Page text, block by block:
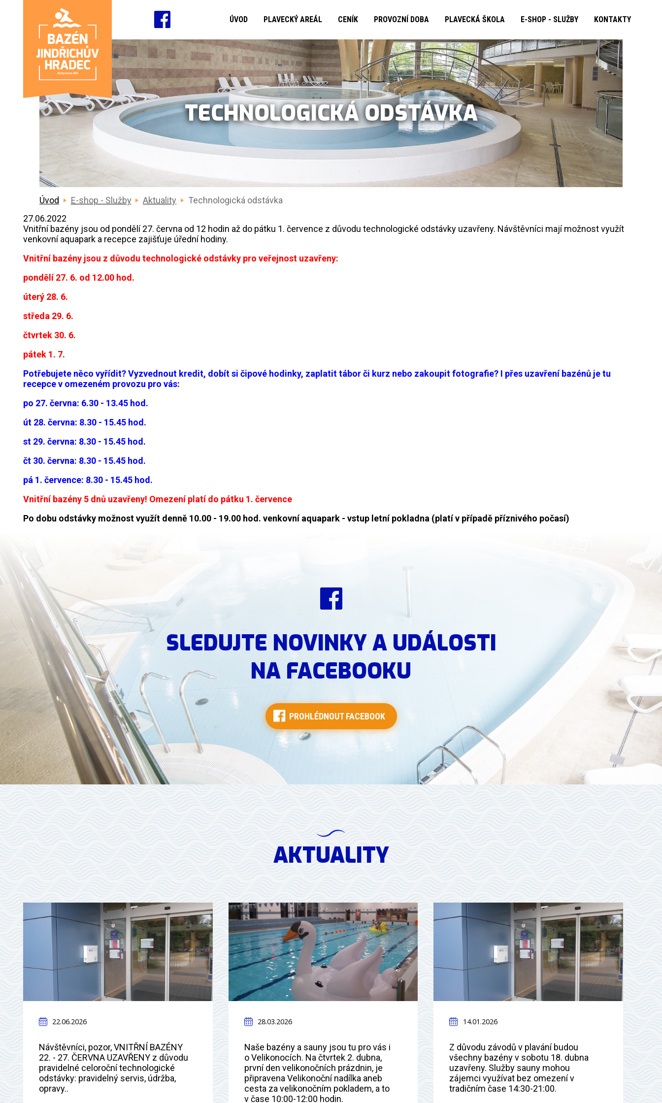
ÚVOD PLAVECKÝ AREÁL CENÍK PROVOZNÍ DOBA PLAVECKÁ ŠKOLA E-SHOP - SLUŽBY KONTAKTY
TECHNOLOGICKÁ ODSTÁVKA
Úvod E-shop - Služby Aktuality
Technologická odstávka
27.06.2022
Vnitřní bazény jsou od pondělí 27. června od 12 hodin až do pátku 1. července z důvodu technologické odstávky uzavřeny. Návštěvníci mají možnost využít
venkovní aquapark a recepce zajišťuje úřední hodiny.
Vnitřní bazény jsou z důvodu technologické odstávky pro veřejnost uzavřeny:
pondělí 27. 6. od 12.00 hod.
úterý 28. 6.
středa 29. 6.
čtvrtek 30. 6.
pátek 1. 7.
Potřebujete něco vyřídit? Vyzvednout kredit, dobít si čipové hodinky, zaplatit tábor či kurz nebo zakoupit fotografie? I přes uzavření bazénů je tu
recepce v omezeném provozu pro vás:
po 27. června: 6.30 - 13.45 hod.
út 28. června: 8.30 - 15.45 hod.
st 29. června: 8.30 - 15.45 hod.
čt 30. června: 8.30 - 15.45 hod.
pá 1. července: 8.30 - 15.45 hod.
Vnitřní bazény 5 dnů uzavřeny! Omezení platí do pátku 1. července
Po dobu odstávky možnost využít denně 10.00 - 19.00 hod. venkovní aquapark - vstup letní pokladna (platí v případě příznivého počasí)
SLEDUJTE NOVINKY A UDÁLOSTI
NA FACEBOOKU
PROHLÉDNOUT FACEBOOK
AKTUALITY
22.06.2026
Návštěvníci, pozor, VNITŘNÍ BAZÉNY
22. - 27. ČERVNA UZAVŘENY z důvodu
pravidelné celoroční technologické
odstávky: pravidelný servis, údržba,
opravy..
28.03.2026
Naše bazény a sauny jsou tu pro vás i
o Velikonocích. Na čtvrtek 2. dubna,
první den velikonočních prázdnin, je
připravena Velikonoční nadílka aneb
cesta za velikonočním pokladem, a to
v čase 10:00-12:00 hodin.
14.01.2026
Z důvodu závodů v plavání budou
všechny bazény v sobotu 18. dubna
uzavřeny. Služby sauny mohou
zájemci využívat bez omezení v
tradičním čase 14:30-21:00.